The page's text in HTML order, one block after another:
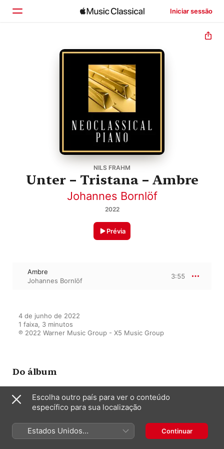
Iniciar sessão
NILS FRAHM
Unter – Tristana – Ambre
Johannes Bornlöf
2022
Prévia
Ambre
Johannes Bornlöf
3:55
4 de junho de 2022
1 faixa, 3 minutos
℗ 2022 Warner Music Group - X5 Music Group
Do álbum
Neoclassical Piano
Vários artistas
Escolha outro país para ver o conteúdo
específico para sua localização
Estados Unidos
(Português Brasil)
Continuar